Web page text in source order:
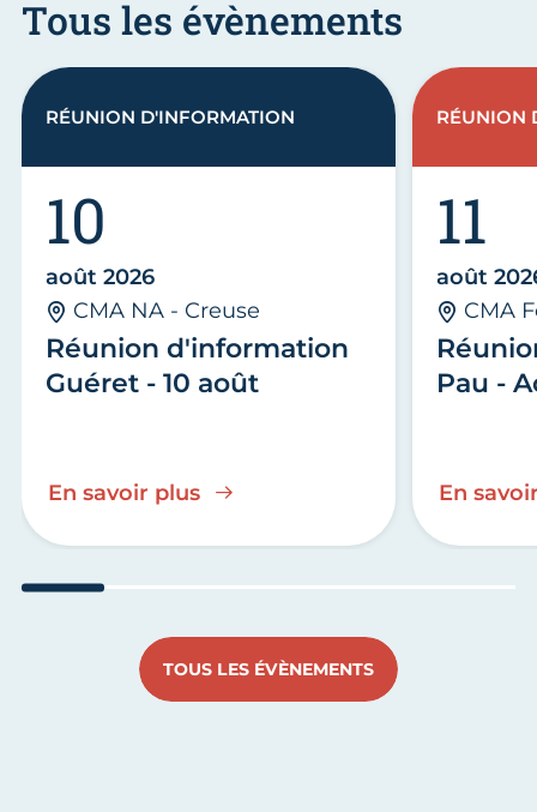
Tous les évènements
Réunion d'information
Guéret - 10 août
10
août 2026
CMA NA - Creuse
En savoir plus
RÉUNION D'INFORMATION
Pau -
11
août
CMA
En
RÉUNION
TOUS LES ÉVÈNEMENTS